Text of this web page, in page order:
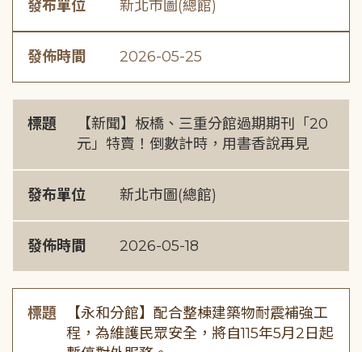
發布單位 新北市圖(總館)
發佈時間 2026-05-25
標題
【新聞】板橋、三重分館過期期刊「20
元」特賣！倒數計時，用書香說再見
發布單位 新北市圖(總館)
發佈時間 2026-05-18
標題
【永和分館】配合整棟建築物耐震補強工
程，為維護民眾安全，將自115年5月2日起